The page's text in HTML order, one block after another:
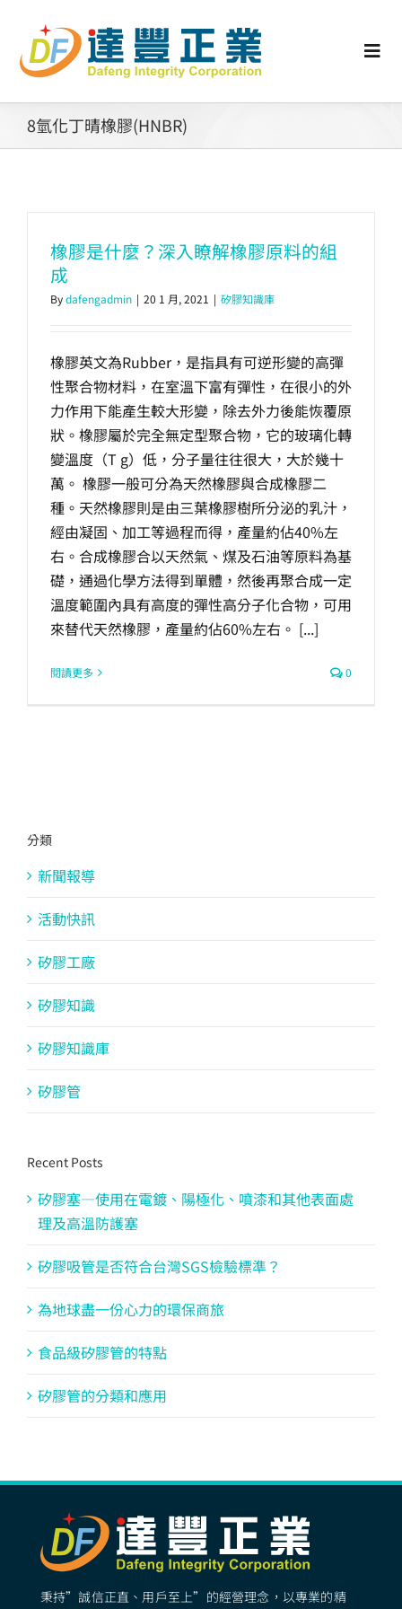
content
認識矽膠
工業零配件
消費性產品
矽膠客製
生產製造
選購指南
公司介紹
聯繫洽詢
8氫化丁晴橡膠(HNBR)
橡膠是什麼？深入瞭解橡膠原料的組
成
Bydafengadmin | 20 1 月, 2021 | 矽膠知識庫
橡膠英文為Rubber，是指具有可逆形變的高彈
性聚合物材料，在室溫下富有彈性，在很小的外
力作用下能產生較大形變，除去外力後能恢覆原
狀。橡膠屬於完全無定型聚合物，它的玻璃化轉
變溫度（T g）低，分子量往往很大，大於幾十
萬。 橡膠一般可分為天然橡膠與合成橡膠二
種。天然橡膠則是由三葉橡膠樹所分泌的乳汁，
經由凝固、加工等過程而得，產量約佔40%左
右。合成橡膠合以天然氣、煤及石油等原料為基
礎，通過化學方法得到單體，然後再聚合成一定
溫度範圍內具有高度的彈性高分子化合物，可用
來替代天然橡膠，產量約佔60%左右。 [...]
閱讀更多 0
分類
新聞報導
活動快訊
矽膠工廠
矽膠知識
矽膠知識庫
矽膠管
Recent Posts
矽膠塞—使用在電鍍、陽極化、噴漆和其他表面處
理及高溫防護塞
矽膠吸管是否符合台灣SGS檢驗標準？
為地球盡一份心力的環保商旅
食品級矽膠管的特點
矽膠管的分類和應用
秉持”誠信正直、用戶至上”的經營理念，以專業的精